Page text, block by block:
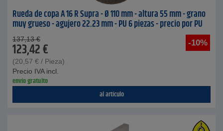
Rueda de copa A 16 R Supra - Ø 110 mm - altura 55 mm - grano
muy grueso - agujero 22.23 mm - PU 6 piezas - precio por PU
-10%
137,13 €
123,42€
(20,57 € / Pieza)
Precio IVA incl.
envío gratuito
al artículo